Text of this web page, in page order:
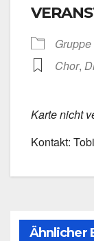
Chor,
Kar­te nicht
Kon­takt:
Ähnlicher